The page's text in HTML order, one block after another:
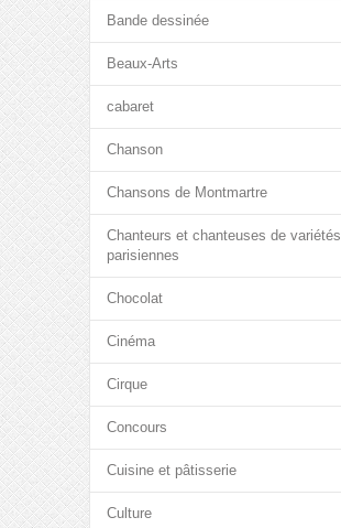
Bande dessinée
Beaux-Arts
cabaret
Chanson
Chansons de Montmartre
Chanteurs et chanteuses de variétés
parisiennes
Chocolat
Cinéma
Cirque
Concours
Cuisine et pâtisserie
Culture